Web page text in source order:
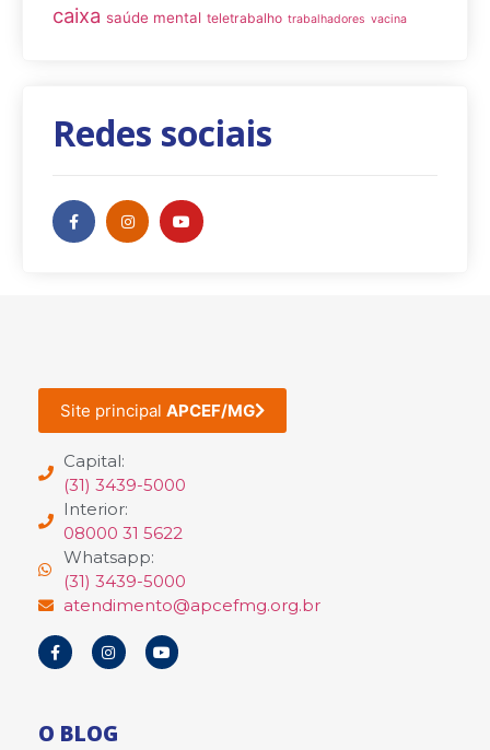
caixa saúde mental teletrabalho trabalhadores vacina
Redes sociais
Site principal APCEF/MG
Capital:
(31) 3439-5000
Interior:
08000 31 5622
Whatsapp:
(31) 3439-5000
atendimento@apcefmg.org.br
O BLOG